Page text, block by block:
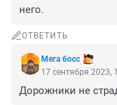
него.
ОТВЕТИТЬ
Мега босс
17 сентября 2023,
Дорожники не